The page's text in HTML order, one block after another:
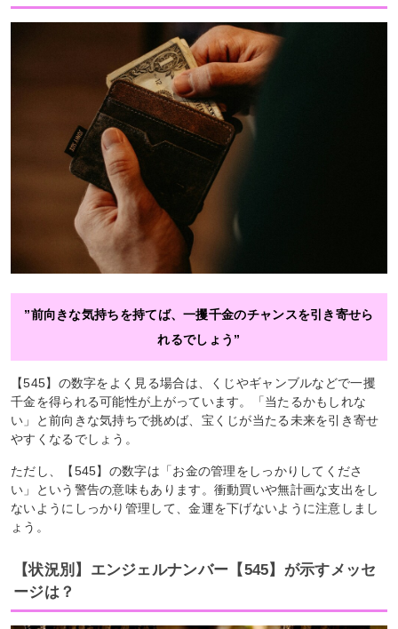
”前向きな気持ちを持てば、一攫千金のチャンスを引き寄せら
れるでしょう”
【545】の数字をよく見る場合は、くじやギャンブルなどで一攫
千金を得られる可能性が上がっています。「当たるかもしれな
い」と前向きな気持ちで挑めば、宝くじが当たる未来を引き寄せ
やすくなるでしょう。
ただし、【545】の数字は「お金の管理をしっかりしてくださ
い」という警告の意味もあります。衝動買いや無計画な支出をし
ないようにしっかり管理して、金運を下げないように注意しまし
ょう。
【状況別】エンジェルナンバー【545】が示すメッセ
ージは？